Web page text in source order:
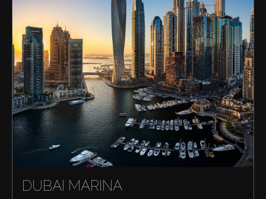
DUBAI MARINA